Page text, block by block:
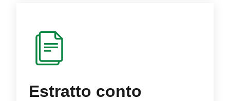
Estratto conto